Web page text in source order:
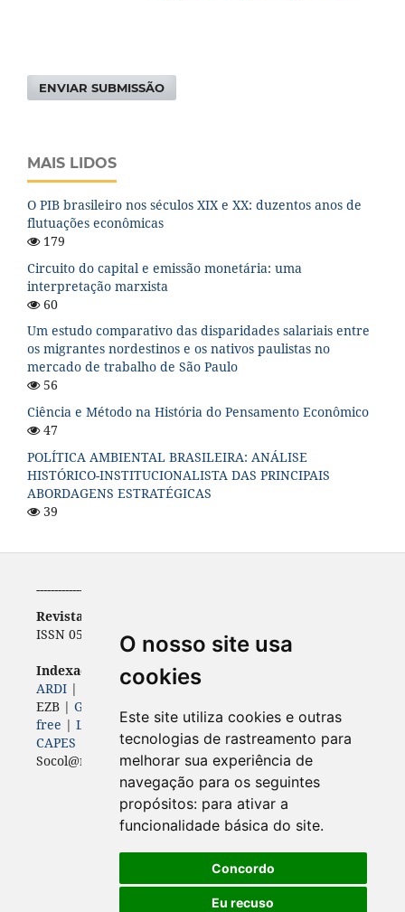
O nosso site usa
cookies
Este site utiliza cookies e outras
tecnologias de rastreamento para
melhorar sua experiência de
navegação para os seguintes
propósitos: para ativar a
funcionalidade básica do site.
Concordo
Eu recuso
ENVIAR SUBMISSÃO
MAIS LIDOS
O PIB brasileiro nos séculos XIX e XX: duzentos anos de
flutuações econômicas
179
Circuito do capital e emissão monetária: uma
interpretação marxista
60
Um estudo comparativo das disparidades salariais entre
os migrantes nordestinos e os nativos paulistas no
mercado de trabalho de São Paulo
56
Ciência e Método na História do Pensamento Econômico
47
POLÍTICA AMBIENTAL BRASILEIRA: ANÁLISE
HISTÓRICO-INSTITUCIONALISTA DAS PRINCIPAIS
ABORDAGENS ESTRATÉGICAS
39
-----------------------------------------------------------
Revista de Economia
ISSN 0556-5782 | e-ISSN 2316-9397
Indexadores (Bases, diretórios e portais)
ARDI| |Diadorim|Dimensions
EZB | Genamics
free | Latindex|LivRe |OAJI| Open Air |Periódicos
CAPES
ROAD|Sherpa Romeo|
Socol@r |
Sumários|World Wide Science